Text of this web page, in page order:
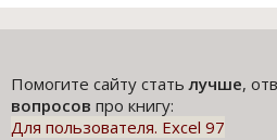
Помогите сайту статьлучше,
вопросов про книгу:
Для пользователя. Excel 97